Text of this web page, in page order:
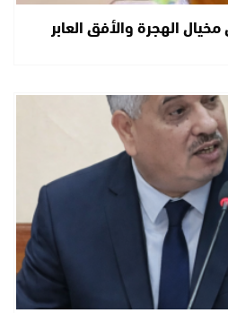
الهجرة والأفق العابر